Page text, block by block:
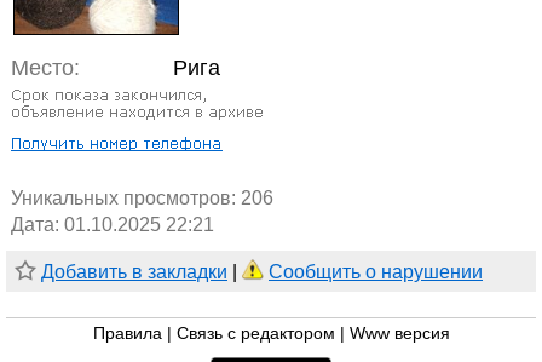
Место: Рига
Уникальных просмотров: 206
Дата: 01.10.2025 22:21
Добавить в закладки Сообщить о нарушении
Правила Связь с редактором Www версия